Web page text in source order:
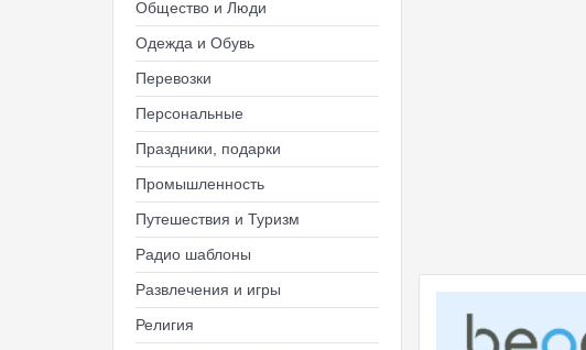
Общество и Люди
Одежда и Обувь
Перевозки
Персональные
Праздники, подарки
Промышленность
Путешествия и Туризм
Радио шаблоны
Развлечения и игры
Религия